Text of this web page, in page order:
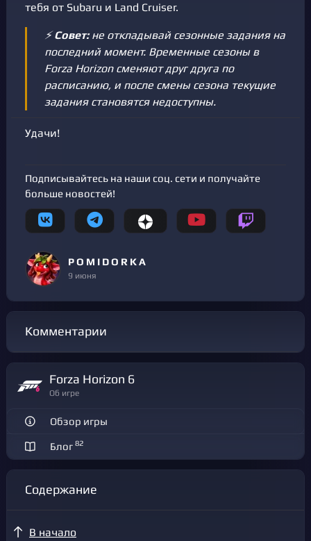
тебя от Subaru и Land Cruiser.
⚡Совет:не откладывай сезонные задания на
последний момент. Временные сезоны в
Forza Horizon сменяют друг друга по
расписанию, и после смены сезона текущие
задания становятся недоступны.
Удачи!
Подписывайтесь на наши соц. сети и получайте
больше новостей!
P O M I D O R K A
9 июня
Комментарии
Forza Horizon 6
Об игре
Обзор игры
Блог 82
Содержание
В начало